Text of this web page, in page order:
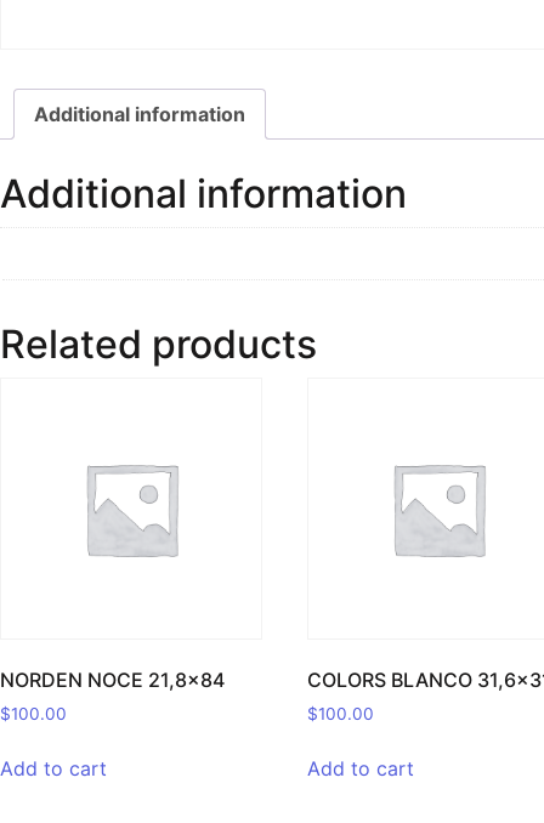
Additional information
Additional information
Related products
NORDEN NOCE 21,8×84
$100.00
Add to cart
COLORS BLANCO
$100.00
Add to cart